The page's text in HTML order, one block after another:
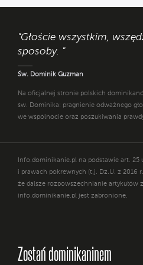
"Głoście wszystkim,
sposoby. "
Św. Dominik Guzman
Na oficjalnej stronie polskich
św. Dominika: pragnienie odważnego
we wspólnocie oraz poszukiwania
Info.dominikanie.pl na podstawie art. 25
i prawach pokrewnych (t.j. Dz.U. z 2016
że dalsze rozpowszechnianie artykułów
info.dominikanie.pl jest zabronione.
Zostań dominikaninem